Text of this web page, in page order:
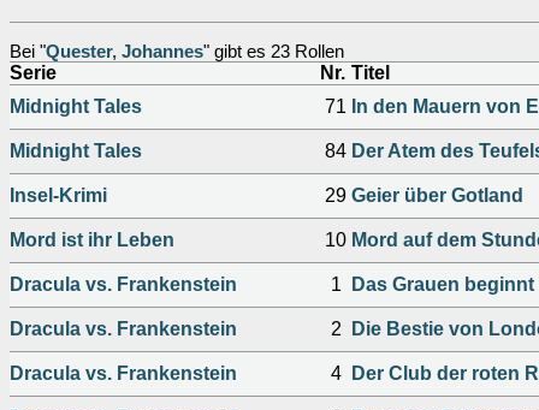
Bei "Quester, Johannes" gibt es 23 Rollen
Serie Nr. Titel
Midnight Tales
71 In den Mauern von
Midnight Tales 84 Der Atem des
Insel-Krimi 29 Geier über Gotland
Mord ist ihr Leben 10 Mord auf dem
Dracula vs. Frankenstein 1 Das Grauen beginnt
Dracula vs. Frankenstein 2 Die Bestie von
Dracula vs. Frankenstein 4 Der Club der roten